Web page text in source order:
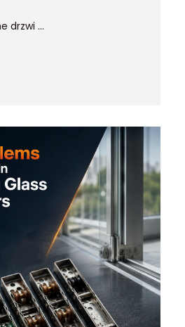
Przesuwane szklane drzwi ...